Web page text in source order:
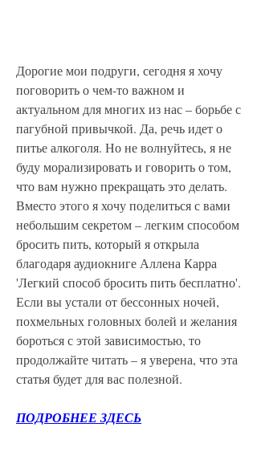
Дорогие мои подруги, сегодня я хочу
поговорить о чем-то важном и
актуальном для многих из нас – борьбе с
пагубной привычкой. Да, речь идет о
питье алкоголя. Но не волнуйтесь, я не
буду морализировать и говорить о том,
что вам нужно прекращать это делать.
Вместо этого я хочу поделиться с вами
небольшим секретом – легким способом
бросить пить, который я открыла
благодаря аудиокниге Аллена Карра
'Легкий способ бросить пить бесплатно'.
Если вы устали от бессонных ночей,
похмельных головных болей и желания
бороться с этой зависимостью, то
продолжайте читать – я уверена, что эта
статья будет для вас полезной.
ПОДРОБНЕЕ ЗДЕСЬ